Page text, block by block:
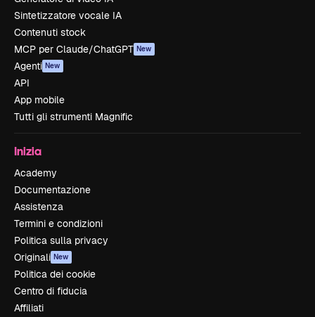
Sintetizzatore vocale IA
Contenuti stock
MCP per Claude/ChatGPT New
Agenti New
API
App mobile
Tutti gli strumenti Magnific
Inizia
Academy
Documentazione
Assistenza
Termini e condizioni
Politica sulla privacy
Originali New
Politica dei cookie
Centro di fiducia
Affiliati